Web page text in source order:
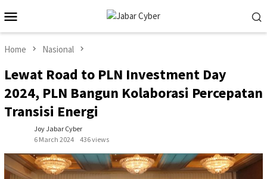
to
contentMenu
Home Nasional
Lewat Road to PLN Investment Day
2024, PLN Bangun Kolaborasi Percepatan
Transisi Energi
Joy Jabar Cyber
6 March 2024
436 views